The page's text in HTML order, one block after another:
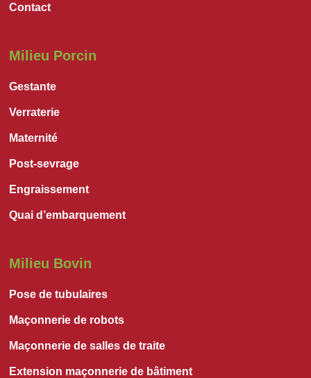
Contact
Milieu Porcin
Gestante
Verraterie
Maternité
Post-sevrage
Engraissement
Quai d’embarquement
Milieu Bovin
Pose de tubulaires
Maçonnerie de robots
Maçonnerie de salles de traite
Extension maçonnerie de bâtiment